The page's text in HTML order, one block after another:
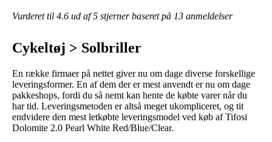
Vurderet til 4.6 ud af 5 stjerner baseret på 13 anmeldelser
Cykeltøj > Solbriller
En række firmaer på nettet giver nu om dage diverse forskellige
leveringsformer. En af dem der er mest anvendt er nu om dage
pakkeshops, fordi du så nemt kan hente de købte varer når du
har tid. Leveringsmetoden er altså meget ukompliceret, og tit
endvidere den mest letkøbte leveringsmodel ved køb af Tifosi
Dolomite 2.0 Pearl White Red/Blue/Clear.